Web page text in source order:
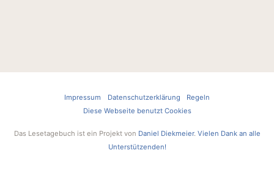
Impressum Datenschutzerklärung
Regeln
Diese Webseite benutzt Cookies
Das Lesetagebuch ist ein Projekt von Daniel Diekmeier. Vielen Dank an alle
Unterstützenden!